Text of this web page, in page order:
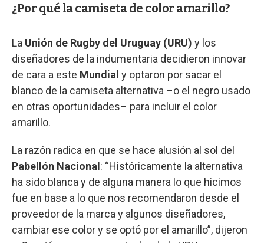
¿Por qué la camiseta de color amarillo?
La Unión de Rugby del Uruguay (URU) y los
diseñadores de la indumentaria decidieron innovar
de cara a este Mundial y optaron por sacar el
blanco de la camiseta alternativa –o el negro usado
en otras oportunidades– para incluir el color
amarillo.
La razón radica en que se hace alusión al sol del
Pabellón Nacional : “Históricamente la alternativa
ha sido blanca y de alguna manera lo que hicimos
fue en base a lo que nos recomendaron desde el
proveedor de la marca y algunos diseñadores,
cambiar ese color y se optó por el amarillo”, dijeron